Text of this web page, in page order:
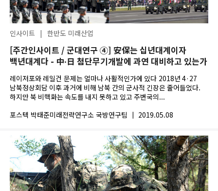
인사이트 | 한반도 미래산업
[주간인사이트 / 군대연구 ④] 安保는 십년대계이자
백년대계다 - 中∙日 첨단무기개발에 과연 대비하고 있는가
레이저포와 레일건 문제는 얼마나 사활적인가에 있다 2018년 4·27
남북정상회담 이후 과거에 비해 남북 간의 군사적 긴장은 줄어들었다.
하지만 북 비핵화는 속도를 내지 못하고 있고 주변국의...
포스텍 박태준미래전략연구소 국방연구팀
| 2019.05.08